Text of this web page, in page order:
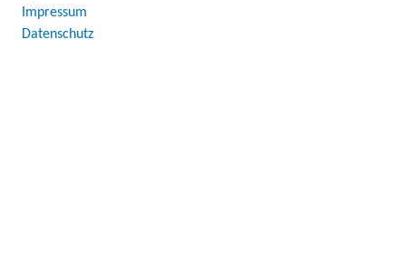
Impressum
Datenschutz